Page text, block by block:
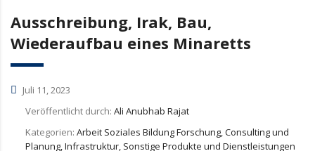
Ausschreibung, Irak, Bau,
Wiederaufbau eines Minaretts
Juli 11, 2023
Veröffentlicht durch: Ali Anubhab Rajat
Kategorien: Arbeit Soziales Bildung Forschung, Consulting und
Planung, Infrastruktur, Sonstige Produkte und Dienstleistungen